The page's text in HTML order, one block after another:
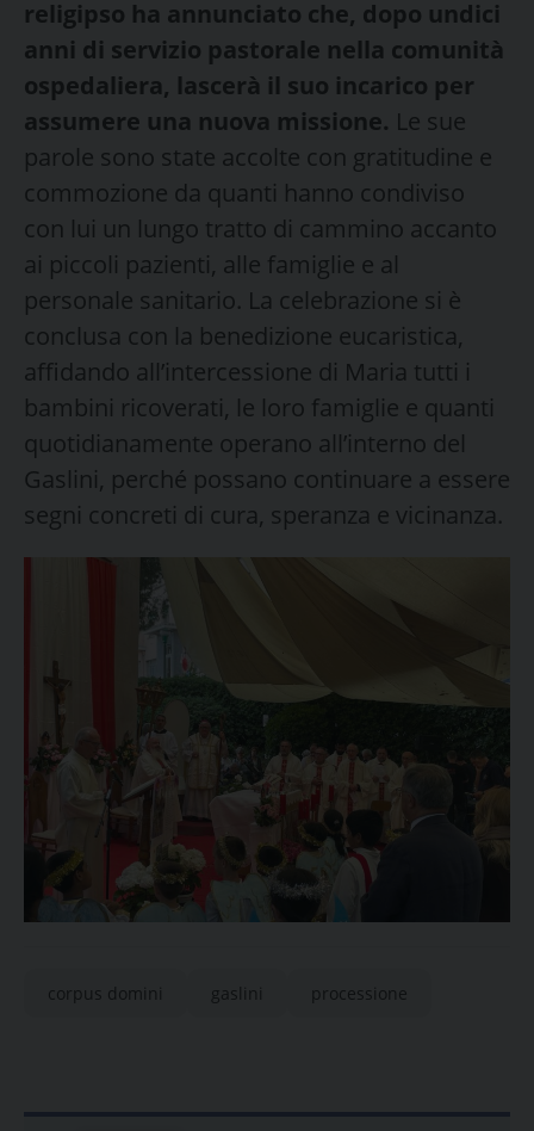
religipso ha annunciato che, dopo undici
anni di servizio pastorale nella comunità
ospedaliera, lascerà il suo incarico per
assumere una nuova missione. Le sue
parole sono state accolte con gratitudine e
commozione da quanti hanno condiviso
con lui un lungo tratto di cammino accanto
ai piccoli pazienti, alle famiglie e al
personale sanitario. La celebrazione si è
conclusa con la benedizione eucaristica,
affidando all’intercessione di Maria tutti i
bambini ricoverati, le loro famiglie e quanti
quotidianamente operano all’interno del
Gaslini, perché possano continuare a essere
segni concreti di cura, speranza e vicinanza.
corpus domini gaslini processione